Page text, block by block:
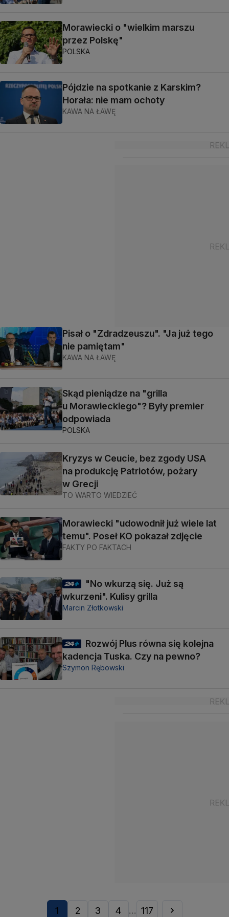
Morawiecki o "wielkim marszu
przez Polskę"
POLSKA
Pójdzie na spotkanie z Karskim?
Horała: nie mam ochoty
KAWA NA ŁAWĘ
Pisał o "Zdradzeuszu". "Ja już tego
nie pamiętam"
KAWA NA ŁAWĘ
Skąd pieniądze na "grilla
u Morawieckiego"? Były premier
odpowiada
POLSKA
Kryzys w Ceucie, bez zgody USA
na produkcję Patriotów, pożary
w Grecji
TO WARTO WIEDZIEĆ
Morawiecki "udowodnił już wiele lat
temu". Poseł KO pokazał zdjęcie
FAKTY PO FAKTACH
"No wkurzą się. Już są
wkurzeni". Kulisy grilla
Marcin Złotkowski
Rozwój Plus równa się kolejna
kadencja Tuska. Czy na pewno?
Szymon Rębowski
1 2 3 4 ... 117